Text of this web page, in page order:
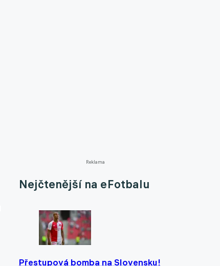
Reklama
Nejčtenější na eFotbalu
Přestupová bomba na Slovensku!